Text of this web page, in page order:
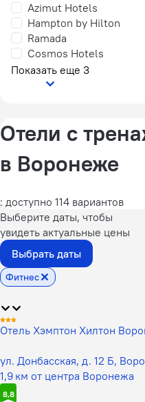
Azimut Hotels
Hampton by Hilton
Ramada
Cosmos Hotels
Показать еще 3
Отели с
в Воронеже
: доступно 114 вариантов
Выберите даты, чтобы
увидеть актуальные цены
Выбрать даты
Фитнес
Отель Хэмптон Хилтон
ул. Донбасская, д. 12 Б,
1,9 км от центра Воронежа
8,8